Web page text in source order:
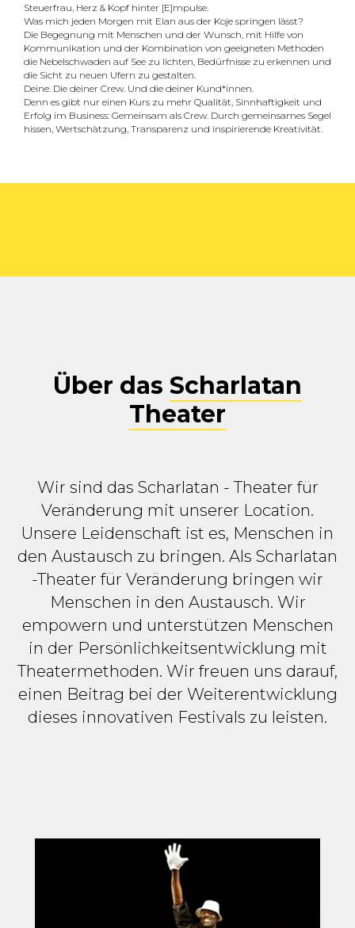
Steuerfrau, Herz & Kopf hinter [E]mpulse.
Was mich jeden Morgen mit Elan aus der Koje springen lässt?
Die Begegnung mit Menschen und der Wunsch, mit Hilfe von
Kommunikation und der Kombination von geeigneten Methoden
die Nebelschwaden auf See zu lichten, Bedürfnisse zu erkennen und
die Sicht zu neuen Ufern zu gestalten.
Deine. Die deiner Crew. Und die deiner Kund*innen.
Denn es gibt nur einen Kurs zu mehr Qualität, Sinnhaftigkeit und
Erfolg im Business: Gemeinsam als Crew. Durch gemeinsames Segel
hissen, Wertschätzung, Transparenz und inspirierende Kreativität.
Über das Scharlatan
Theater
Wir sind das Scharlatan - Theater für
Veränderung mit unserer Location.
Unsere Leidenschaft ist es, Menschen in
den Austausch zu bringen. Als Scharlatan
-Theater für Veränderung bringen wir
Menschen in den Austausch. Wir
empowern und unterstützen Menschen
in der Persönlichkeitsentwicklung mit
Theatermethoden. Wir freuen uns darauf,
einen Beitrag bei der Weiterentwicklung
dieses innovativen Festivals zu leisten.